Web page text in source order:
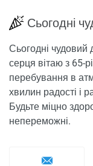
Сьогодні
Сьогодні чудовий
серця вітаю з 65-
перебування в
хвилин радості і
Будьте міцно
непереможні.